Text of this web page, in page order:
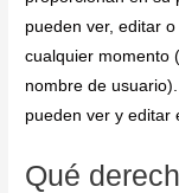
pueden ver, editar
cualquier momento
nombre de
pueden ver y editar
Qué